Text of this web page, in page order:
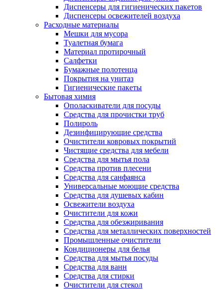
Диспенсеры для гигиенических пакетов
Диспенсеры освежителей воздуха
Расходные материалы
Мешки для мусора
Туалетная бумага
Материал протирочный
Салфетки
Бумажные полотенца
Покрытия на унитаз
Гигиенические пакеты
Бытовая химия
Ополаскиватели для посуды
Средства для прочистки труб
Полироль
Дезинфицирующие средства
Очистители ковровых покрытий
Чистящие средства для мебели
Средства для мытья пола
Средства против плесени
Средства для санфаянса
Универсальные моющие средства
Средства для душевых кабин
Освежители воздуха
Очистители для кожи
Средства для обезжиривания
Средства для металлических поверхностей
Промышленные очистители
Кондиционеры для белья
Средства для мытья посуды
Средства для ванн
Средства для стирки
Очистители для стекол